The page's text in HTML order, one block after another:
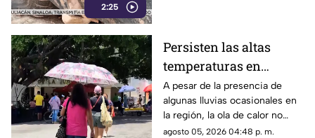
2:25
automóviles abandonados en la
vía pública.
Persisten las altas
temperaturas en
Guerrero por efecto de
la canícula
A pesar de la presencia de
algunas lluvias ocasionales en
la región, la ola de calor no
cede en el estado de Guerrero.
agosto 05, 2026 04:48 p. m.